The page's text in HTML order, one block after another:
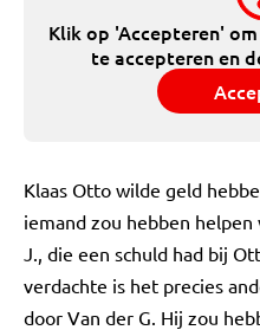
Klik op 'Accepteren'
te accepteren en
Klaas Otto wilde geld
iemand zou hebben
J., die een schuld had bij
verdachte is het precies
door Van der G. Hij zou